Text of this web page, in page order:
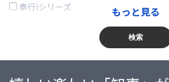
卸売業、小売業
不動産業、物品賃貸業
奉行iシリーズ
蔵奉行
もっと見る
検索